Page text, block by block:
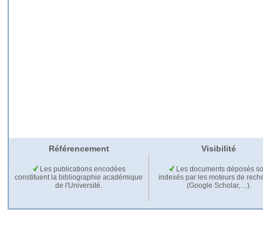
Référencement Visibilité
Les publications encodées
constituent la bibliographie académique
de l'Université.
Les documents déposés
indexés par les moteurs de
(Google Scholar,…).